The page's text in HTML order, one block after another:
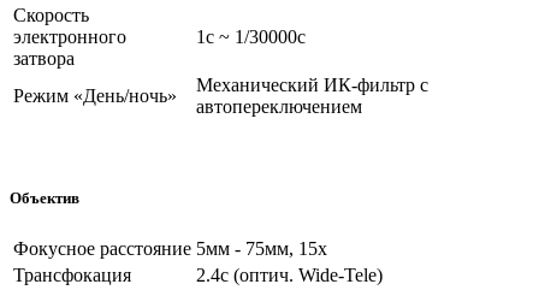
Скорость
электронного
затвора
1с ~ 1/30000с
Режим «День/ночь»
Механический ИК-фильтр с
автопереключением
Объектив
Фокусное расстояние 5мм - 75мм, 15x
Трансфокация
2.4с (оптич. Wide-Tele)